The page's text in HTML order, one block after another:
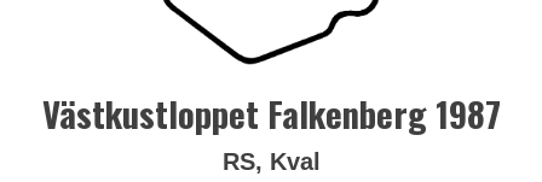
Västkustloppet Falkenberg 1987
RS, Kval